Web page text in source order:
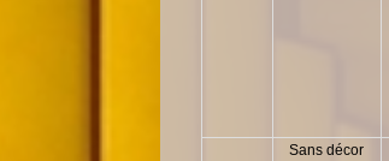
Sans décor